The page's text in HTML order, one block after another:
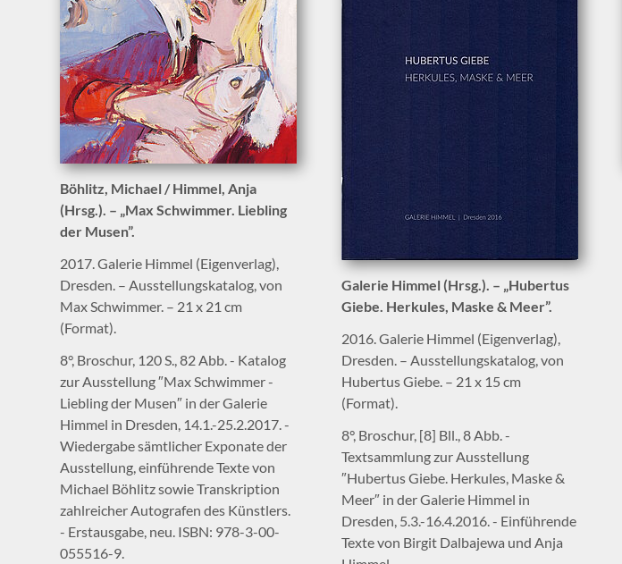
Böhlitz, Michael / Himmel, Anja
(Hrsg.). – „Max Schwimmer. Liebling
der Musen”.
2017. Galerie Himmel (Eigenverlag),
Dresden. – Ausstellungskatalog, von
Max Schwimmer. – 21 x 21 cm
(Format).
8°, Broschur, 120 S., 82 Abb. - Katalog
zur Ausstellung ″Max Schwimmer -
Liebling der Musen″ in der Galerie
Himmel in Dresden, 14.1.-25.2.2017. -
Wiedergabe sämtlicher Exponate der
Ausstellung, einführende Texte von
Michael Böhlitz sowie Transkription
zahlreicher Autografen des Künstlers.
- Erstausgabe, neu. ISBN: 978-3-00-
055516-9.
Galerie Himmel (Hrsg.). – „Hubertus
Giebe. Herkules, Maske & Meer”.
2016. Galerie Himmel (Eigenverlag),
Dresden. – Ausstellungskatalog, von
Hubertus Giebe. – 21 x 15 cm
(Format).
8°, Broschur, [8] Bll., 8 Abb. -
Textsammlung zur Ausstellung
″Hubertus Giebe. Herkules, Maske &
Meer″ in der Galerie Himmel in
Dresden, 5.3.-16.4.2016. - Einführende
Texte von Birgit Dalbajewa und Anja